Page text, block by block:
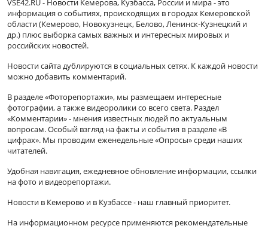
VSE42.RU - Новости Кемерова, Кузбасса, России и мира - это
информация о событиях, происходящих в городах Кемеровской
области (Кемерово, Новокузнецк, Белово, Ленинск-Кузнецкий и
др.) плюс выборка самых важных и интересных мировых и
российских новостей.
Новости сайта дублируются в социальных сетях. К каждой новости
можно добавить комментарий.
В разделе «Фоторепортажи», мы размещаем интересные
фотографии, а также видеоролики со всего света. Раздел
«Комментарии» - мнения известных людей по актуальным
вопросам. Особый взгляд на факты и события в разделе «В
цифрах». Мы проводим еженедельные «Опросы» среди наших
читателей.
Удобная навигация, ежедневное обновление информации, ссылки
на фото и видеорепортажи.
Новости в Кемерово и в Кузбассе - наш главный приоритет.
На информационном ресурсе применяются рекомендательные